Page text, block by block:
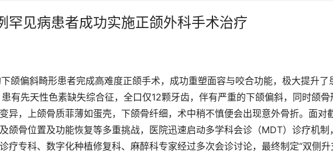
罕见病患者成功实施正颌外科手术治疗
颌偏斜畸形患者完成高难度正颌手术，成功重塑面容与咬合功能，极大提升了
有先天性色素缺失综合征，全口仅12颗牙齿，伴有严重的下颌偏斜，同时颌骨
异，上颌骨质菲薄如蛋壳，下颌骨纤细，术中稍不慎便会出现意外骨折。面对
颌骨位置及功能恢复等多重挑战，医院迅速启动多学科会诊（MDT）诊疗机制
疗专科、数字化种植修复科、麻醉科专家经过多次会诊讨论，最终制定“双侧升